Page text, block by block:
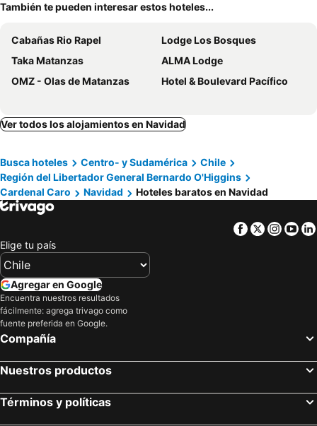
También te pueden interesar estos hoteles...
Cabañas Rio Rapel
Lodge Los Bosques
Taka Matanzas
ALMA Lodge
OMZ - Olas de Matanzas
Hotel & Boulevard Pacífico
Ver todos los alojamientos en Navidad
Busca hoteles Centro- y Sudamérica
Chile
Región del Libertador General Bernardo O'Higgins
Cardenal Caro
Navidad Hoteles baratos en Navidad
Facebook
Twitter
Elige tu país
Agregar en Google
Encuentra nuestros resultados
fácilmente: agrega trivago como
fuente preferida en Google.
Compañía
Nuestros productos
Términos y políticas